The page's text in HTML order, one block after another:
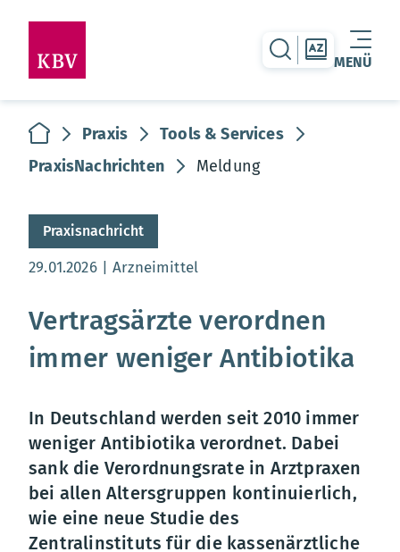
MENÜ
Warenkorb leer
zur Suche-Seite
zur
zur Startseite
Praxis
Tools & Services
PraxisNachrichten
Meldung
Praxisnachricht
Aktualisierungsdatum:
29.01.2026 Arzneimittel
Vertragsärzte verordnen
immer weniger Antibiotika
In Deutschland werden seit 2010 immer
weniger Antibiotika verordnet. Dabei
sank die Verordnungsrate in Arztpraxen
bei allen Altersgruppen kontinuierlich,
wie eine neue Studie des
Zentralinstituts für die kassenärztliche